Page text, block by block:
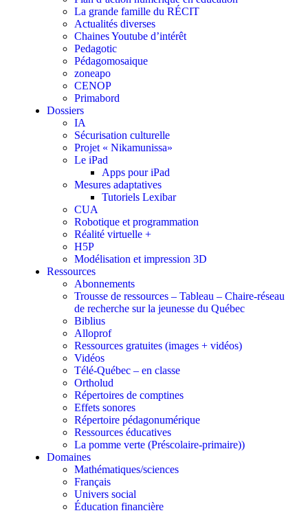
La grande famille du RÉCIT
Actualités diverses
Chaines Youtube d’intérêt
Pedagotic
Pédagomosaique
zoneapo
CENOP
Primabord
Dossiers
IA
Sécurisation culturelle
Projet « Nikamunissa»
Le iPad
Apps pour iPad
Mesures adaptatives
Tutoriels Lexibar
CUA
Robotique et programmation
Réalité virtuelle +
H5P
Modélisation et impression 3D
Ressources
Abonnements
Trousse de ressources – Tableau – Chaire-réseau
de recherche sur la jeunesse du Québec
Biblius
Alloprof
Ressources gratuites (images + vidéos)
Vidéos
Télé-Québec – en classe
Ortholud
Répertoires de comptines
Effets sonores
Répertoire pédagonumérique
Ressources éducatives
La pomme verte (Préscolaire-primaire))
Domaines
Mathématiques/sciences
Français
Univers social
Éducation financière